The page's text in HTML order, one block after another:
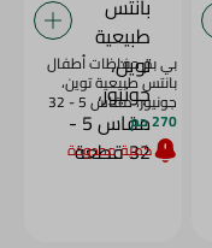
بي بم حفاظات أطفال
بانتس طبيعية توين،
جونيور، مقاس 5 - 32
قطعة
270 جم
كمية محدودة